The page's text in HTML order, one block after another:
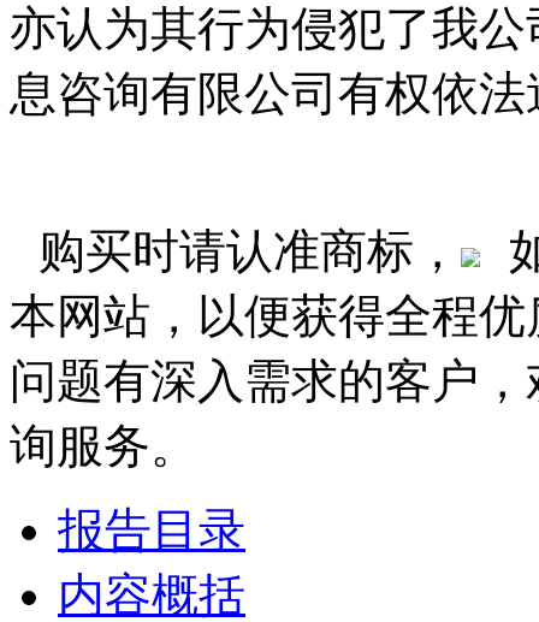
亦认为其行为侵犯了我
息咨询有限公司有权依
购买时请认准商标，
本网站，以便获得全程
问题有深入需求的客户
询服务。
报告目录
内容概括